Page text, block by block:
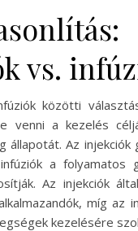
vs.
közötti
venni a kezelés
állapotát. Az injekciók
a folyamatos
Az injekciók
míg az
kezelésére